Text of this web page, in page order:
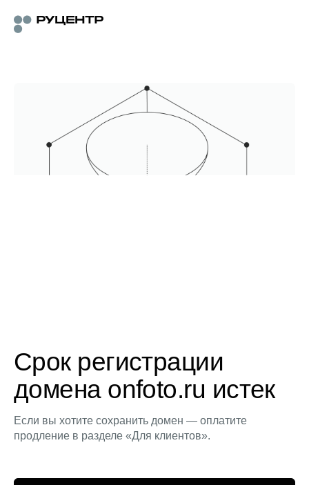
Срок регистрации
домена onfoto.ru истек
Если вы хотите сохранить домен — оплатите
продление в разделе «Для клиентов».